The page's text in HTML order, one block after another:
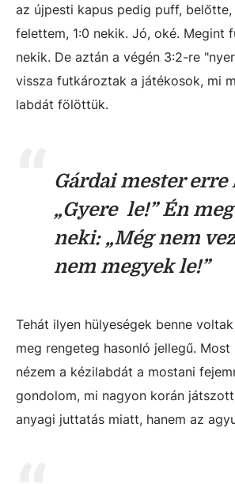
az újpesti kapus pedig puff,
felettem, 1:0 nekik. Jó, oké. Megint
nekik. De aztán a végén 3:2-re
vissza futkároztak a játékosok, mi
labdát fölöttük.
Gárdai mester erre
„Gyere le!” Én
neki: „Még nem
nem megyek le!”
Tehát ilyen hülyeségek benne
meg rengeteg hasonló jellegű.
nézem a kézilabdát a mostani
gondolom, mi nagyon korán
anyagi juttatás miatt, hanem az